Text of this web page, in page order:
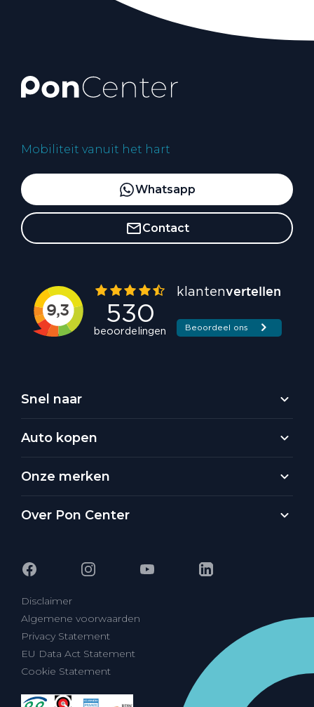
Mobiliteit vanuit het hart
Whatsapp
Contact
Snel naar
Auto kopen
Onze merken
Over Pon Center
Disclaimer
Algemene voorwaarden
Privacy Statement
EU Data Act Statement
Cookie Statement